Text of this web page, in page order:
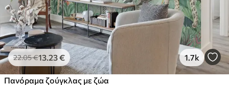
22.05€13 .23€ 1.7k
Πανόραμα ζούγκλας με ζώα